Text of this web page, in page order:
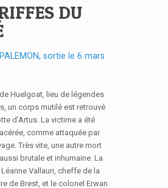
DU
sortie le 6 mars
Huelgoat, lieu de légendes
un corps mutilé est retrouvé
d’Artus. La victime a été
comme attaquée par
Très vite, une autre mort
brutale et inhumaine. La
Vallauri, cheffe de la
de Brest, et le colonel Erwan